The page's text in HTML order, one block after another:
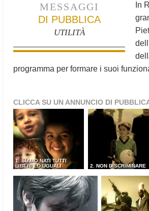
MESSAGGI
DI PUBBLICA
UTILITÀ
In
programma per formare i suoi
CLICCA SU UN ANNUNCIO DI
1. SIAMO NATI TUTTI
LIBERI ED UGUALI
2. NON DISCRIMINARE